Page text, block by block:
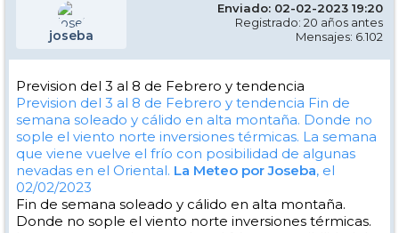
joseba
Enviado: 02-02-2023 19:20
Registrado: 20 años antes
Mensajes: 6.102
Prevision del 3 al 8 de Febrero y tendencia
Prevision del 3 al 8 de Febrero y tendencia Fin de
semana soleado y cálido en alta montaña. Donde no
sople el viento norte inversiones térmicas. La semana
que viene vuelve el frío con posibilidad de algunas
nevadas en el Oriental. La Meteo por Joseba, el
02/02/2023
Fin de semana soleado y cálido en alta montaña.
Donde no sople el viento norte inversiones térmicas.